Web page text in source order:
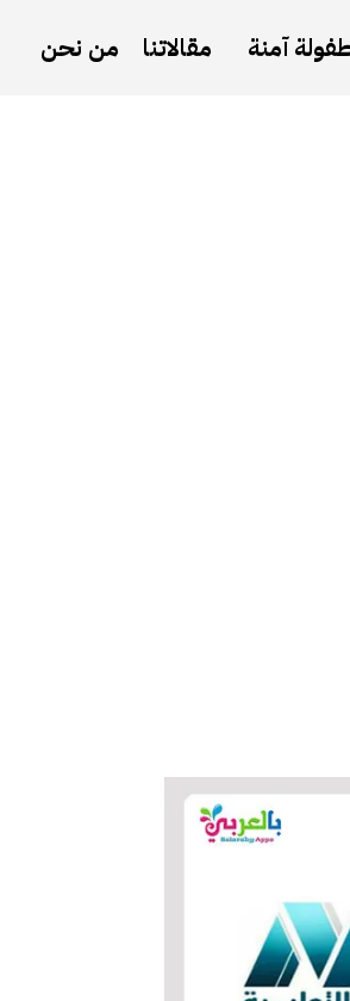
آمنة مقالاتنا من نحن